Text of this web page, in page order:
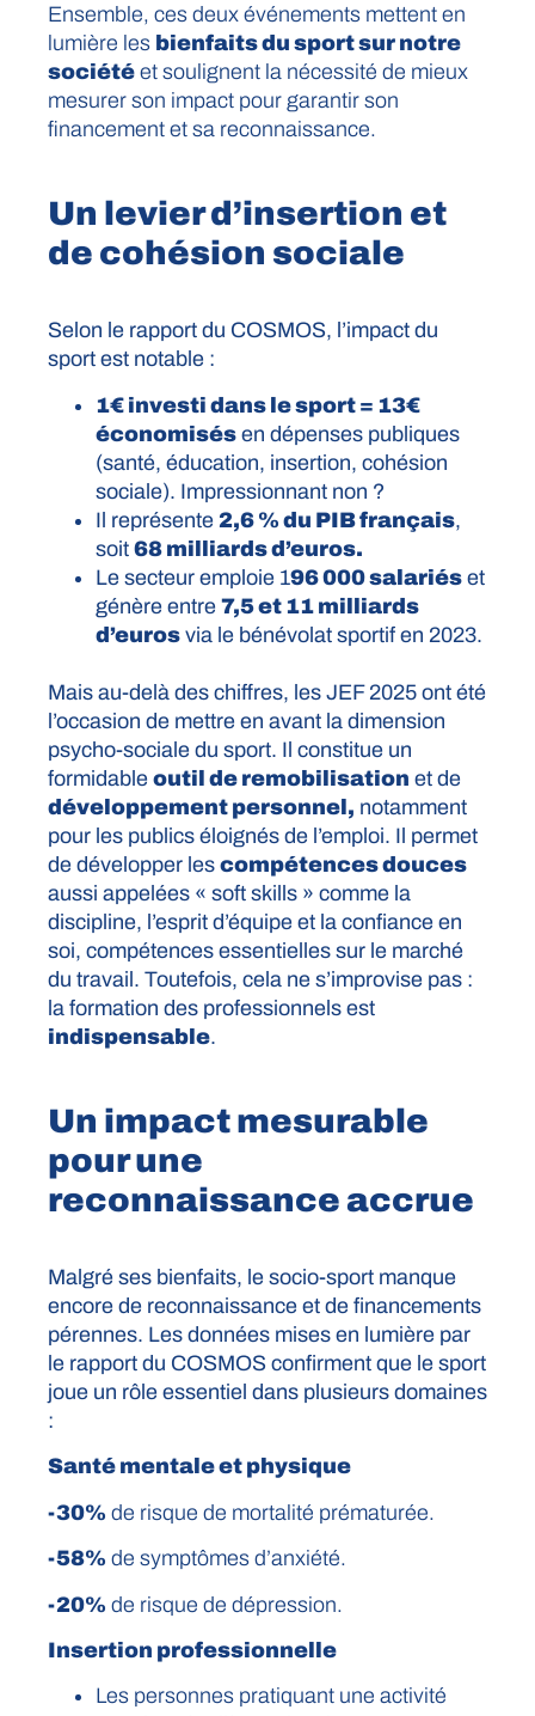
Ensemble, ces deux événements mettent en
lumière les bienfaits du sport sur notre
société et soulignent la nécessité de mieux
mesurer son impact pour garantir son
financement et sa reconnaissance.
Un levier d’insertion et
de cohésion sociale
Selon le rapport du COSMOS, l’impact du
sport est notable :
1€ investi dans le sport = 13€
économisés en dépenses publiques
(santé, éducation, insertion, cohésion
sociale). Impressionnant non ?
Il représente 2,6 % du PIB français,
soit 68 milliards d’euros.
Le secteur emploie 196 000 salariés et
génère entre 7,5 et 11 milliards
d’euros via le bénévolat sportif en 2023.
Mais au-delà des chiffres, les JEF 2025 ont été
l’occasion de mettre en avant la dimension
psycho-sociale du sport. Il constitue un
formidable outil de remobilisation et de
développement personnel, notamment
pour les publics éloignés de l’emploi. Il permet
de développer les compétences douces
aussi appelées « soft skills » comme la
discipline, l’esprit d’équipe et la confiance en
soi, compétences essentielles sur le marché
du travail. Toutefois, cela ne s’improvise pas :
la formation des professionnels est
indispensable.
Un impact mesurable
pour une
reconnaissance accrue
Malgré ses bienfaits, le socio-sport manque
encore de reconnaissance et de financements
pérennes. Les données mises en lumière par
le rapport du COSMOS confirment que le sport
joue un rôle essentiel dans plusieurs domaines
:
Santé mentale et physique
-30% de risque de mortalité prématurée.
-58% de symptômes d’anxiété.
-20% de risque de dépression.
Insertion professionnelle
Les personnes pratiquant une activité